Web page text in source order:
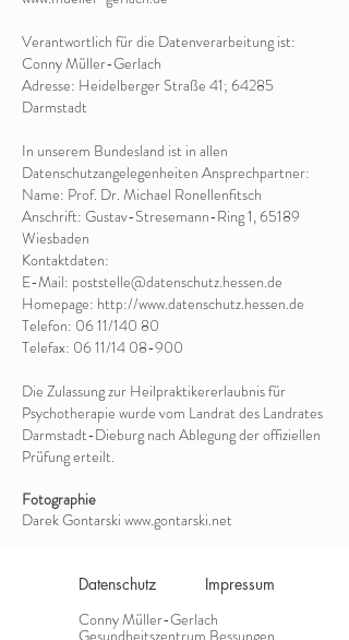
Verantwortlich für die Datenverarbeitung ist:
Conny Müller-Gerlach
Adresse: Heidelberger Straße 41; 64285
Darmstadt
In unserem Bundesland ist in allen
Datenschutzangelegenheiten Ansprechpartner:
Name: Prof. Dr. Michael Ronellenfitsch
Anschrift: Gustav-Stresemann-Ring 1, 65189
Wiesbaden
Kontaktdaten:
E-Mail: poststelle@datenschutz.hessen.de
Homepage: http://www.datenschutz.hessen.de
Telefon: 06 11/140 80
Telefax: 06 11/14 08-900
Die Zulassung zur Heilpraktikererlaubnis für
Psychotherapie wurde vom Landrat des Landrates
Darmstadt-Dieburg nach Ablegung der offiziellen
Prüfung erteilt.
Fotographie
Darek Gontarski www.gontarski.net
Datenschutz Impressum
Conny Müller-Gerlach
Gesundheitszentrum Bessungen